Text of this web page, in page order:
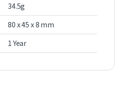
34.5g
80 x 45 x 8 mm
1 Year